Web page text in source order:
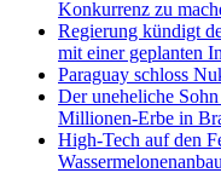
Konkurrenz zu
Regierung kündigt
mit einer geplanten
Paraguay schloss
Der uneheliche
Millionen-Erbe in
High-Tech auf den